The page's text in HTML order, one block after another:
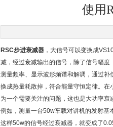
使用
RSC步进衰减器 ，大信号可以变换成
减，经过衰减输出的信号，除了信号幅
测量频率、显示波形频谱和解调，通过
换成热量耗散掉，符合能量守恒定律。
为一个需要关注的问题，这也是大功率
例如，测量一台50w车载对讲机的发射基
这样50w的信号经过衰减器，就变成了